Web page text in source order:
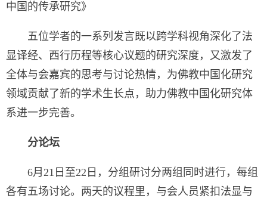
中国的传承研究》
五位学者的一系列发言既以跨学科视角深化了法
显译经、西行历程等核心议题的研究深度，又激发了
全体与会嘉宾的思考与讨论热情，为佛教中国化研究
领域贡献了新的学术生长点，助力佛教中国化研究体
系进一步完善。
分论坛
6月21日至22日，分组研讨分两组同时进行，每组
各有五场讨论。两天的议程里，与会人员紧扣法显与